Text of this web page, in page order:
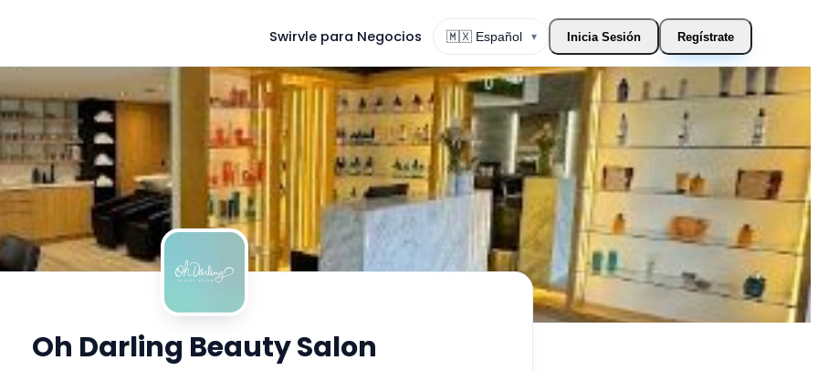
Swirvle para Negocios Cambiar Idioma
▾ Inicia Sesión Regístrate
Oh Darling Beauty Salon